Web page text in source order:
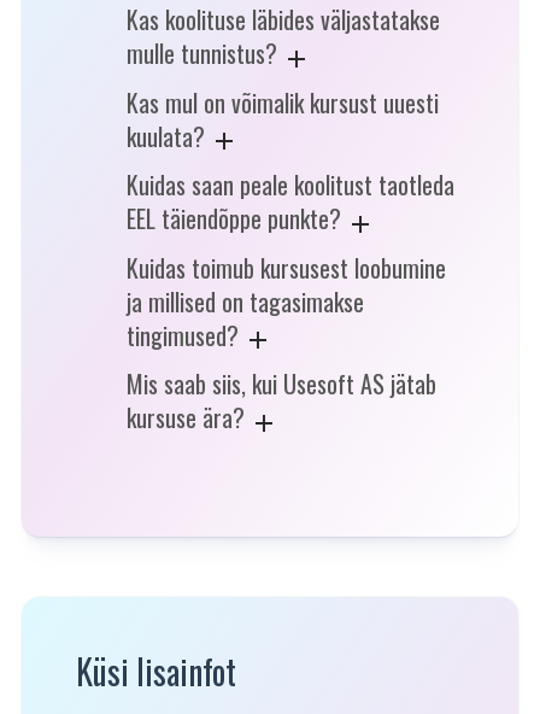
Kas koolituse läbides väljastatakse
mulle tunnistus?
Kas mul on võimalik kursust uuesti
kuulata?
Kuidas saan peale koolitust taotleda
EEL täiendõppe punkte?
Kuidas toimub kursusest loobumine
ja millised on tagasimakse
tingimused?
Mis saab siis, kui Usesoft AS jätab
kursuse ära?
Küsi lisainfot